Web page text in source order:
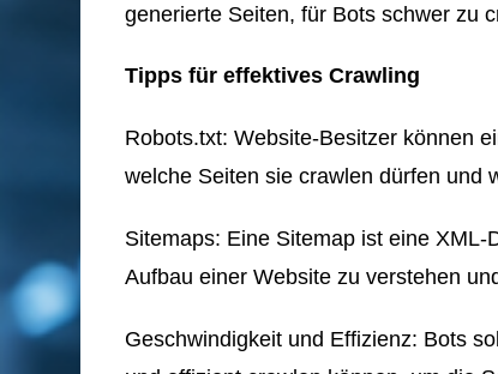
generierte Seiten, für Bots schwer zu
Tipps für effektives Crawling
Robots.txt: Website-Besitzer können
welche Seiten sie crawlen dürfen und
Sitemaps: Eine Sitemap ist eine
Aufbau einer Website zu verstehen
Geschwindigkeit und Effizienz: Bots